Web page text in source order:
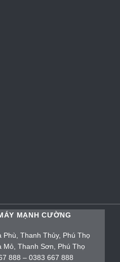
MẠNH CƯỜNG
Phù, Thanh Thủy, Phú Thọ
Mỏ, Thanh Sơn, Phú Thọ
888 – 0383 667 888